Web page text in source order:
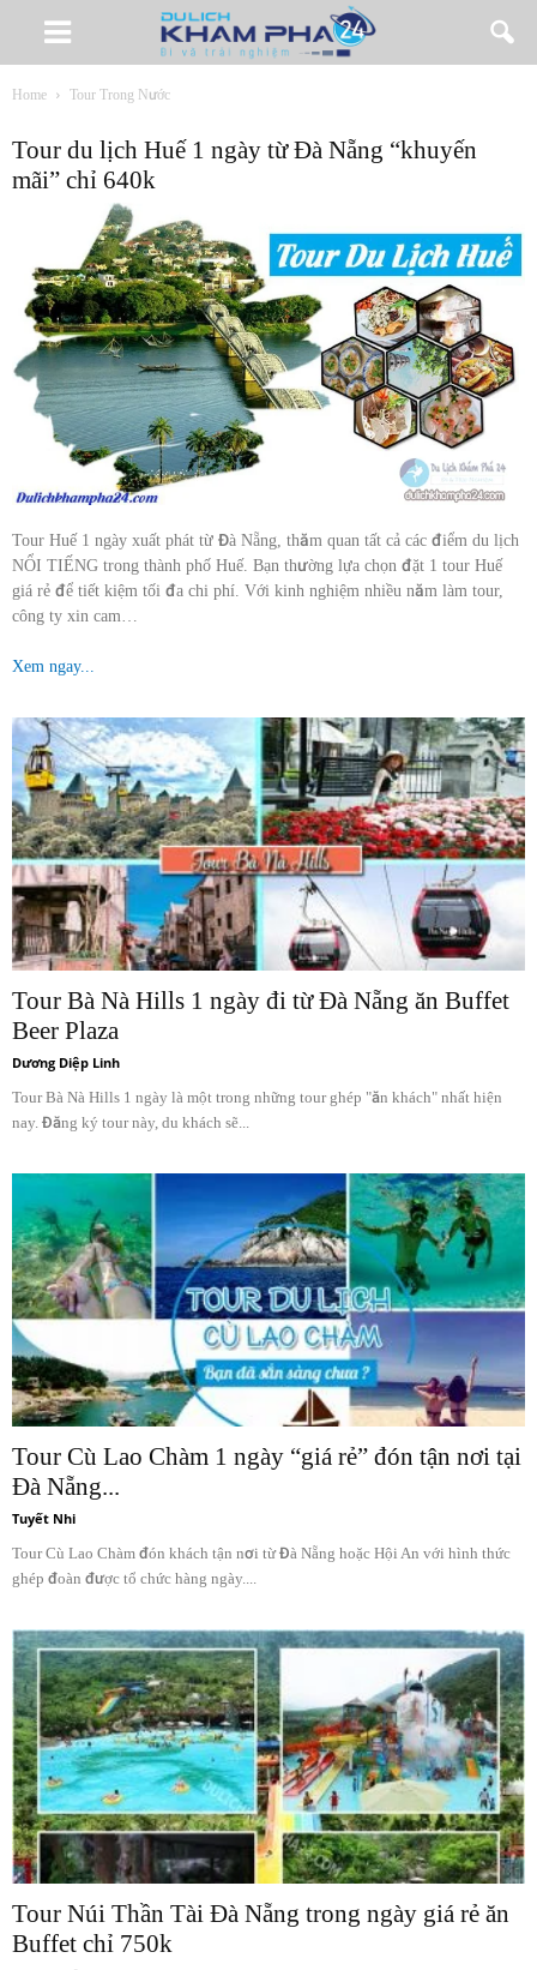
Home Tour Trong Nước
Tour du lịch Huế 1 ngày từ Đà Nẵng “khuyến
mãi” chỉ 640k
Tour Huế 1 ngày xuất phát từ Đà Nẵng, thăm quan tất cả các điểm du lịch
NỔI TIẾNG trong thành phố Huế. Bạn thường lựa chọn đặt 1 tour Huế
giá rẻ để tiết kiệm tối đa chi phí. Với kinh nghiệm nhiều năm làm tour,
công ty xin cam…
Xem ngay...
Tour Bà Nà Hills 1 ngày đi từ Đà Nẵng ăn Buffet
Beer Plaza
Dương Diệp Linh
Tour Bà Nà Hills 1 ngày là một trong những tour ghép "ăn khách" nhất hiện
nay. Đăng ký tour này, du khách sẽ...
Tour Cù Lao Chàm 1 ngày “giá rẻ” đón tận nơi tại
Đà Nẵng...
Tuyết Nhi
Tour Cù Lao Chàm đón khách tận nơi từ Đà Nẵng hoặc Hội An với hình thức
ghép đoàn được tổ chức hàng ngày....
Tour Núi Thần Tài Đà Nẵng trong ngày giá rẻ ăn
Buffet chỉ 750k